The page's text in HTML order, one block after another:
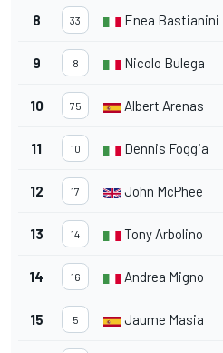
8 33 Enea Bastianini
9 8 Nicolo Bulega
10 75 Albert Arenas
11 10 Dennis Foggia
12 17 John McPhee
13 14 Tony Arbolino
14 16 Andrea Migno
15 5 Jaume Masia